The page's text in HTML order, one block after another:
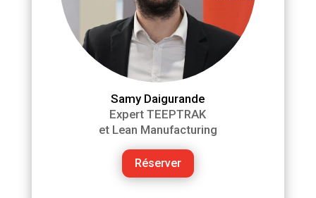
Samy Daigurande
Expert TEEPTRAK
et Lean Manufacturing
Réserver